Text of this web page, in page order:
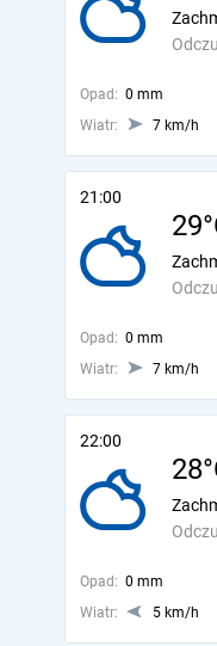
Opad: 0 mm
Wiatr:
7 km/h
21:00
Opad: 0 mm
Wiatr:
7 km/h
22:00
Opad: 0 mm
Wiatr:
5 km/h